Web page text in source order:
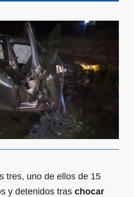
tres, uno de ellos de 15
y detenidos tras chocar